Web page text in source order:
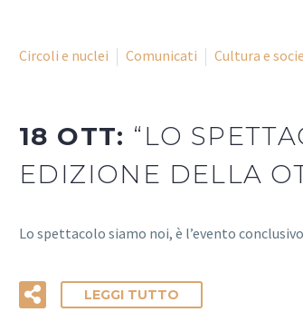
Circoli e nuclei Comunicati Cultura e
18 OTT: “LO
EDIZIONE DELLA
Lo spettacolo siamo noi, è l’evento
LEGGI TUTTO